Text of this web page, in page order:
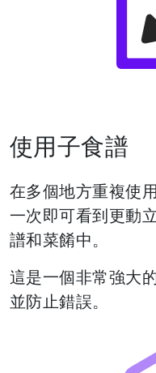
使用子食譜
在多個地方重複使
一次即可看到更動
譜和菜餚中。
這是一個非常強大
並防止錯誤。